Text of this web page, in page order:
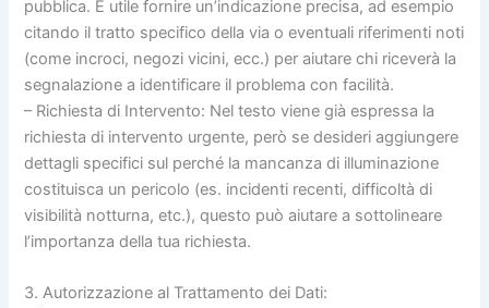
pubblica. È utile fornire un’indicazione precisa, ad esempio
citando il tratto specifico della via o eventuali riferimenti noti
(come incroci, negozi vicini, ecc.) per aiutare chi riceverà la
segnalazione a identificare il problema con facilità.
– Richiesta di Intervento: Nel testo viene già espressa la
richiesta di intervento urgente, però se desideri aggiungere
dettagli specifici sul perché la mancanza di illuminazione
costituisca un pericolo (es. incidenti recenti, difficoltà di
visibilità notturna, etc.), questo può aiutare a sottolineare
l’importanza della tua richiesta.
3. Autorizzazione al Trattamento dei Dati: